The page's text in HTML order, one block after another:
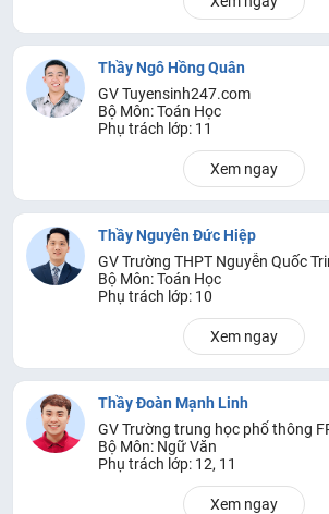
Thầy Ngô Hồng Quân
GV Tuyensinh247.com
Bộ Môn: Toán Học
Phụ trách lớp: 11
Xem ngay
Thầy Nguyễn Đức Hiệp
GV Trường THPT Nguyễn Quốc
Bộ Môn: Toán Học
Phụ trách lớp: 10
Xem ngay
Thầy Đoàn Mạnh Linh
GV Trường trung học phổ thông
Bộ Môn: Ngữ Văn
Phụ trách lớp: 12, 11
Xem ngay